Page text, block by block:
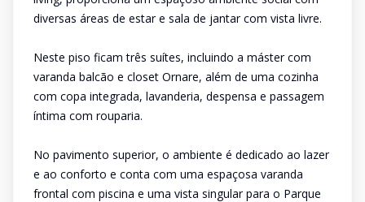
diversas áreas de estar e sala de jantar com vista livre.
Neste piso ficam três suítes, incluindo a máster com
varanda balcão e closet Ornare, além de uma cozinha
com copa integrada, lavanderia, despensa e passagem
íntima com rouparia.
No pavimento superior, o ambiente é dedicado ao lazer
e ao conforto e conta com uma espaçosa varanda
frontal com piscina e uma vista singular para o Parque